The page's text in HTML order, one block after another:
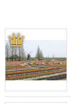
1